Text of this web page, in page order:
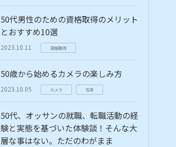
50代男性のための資格取得のメリット
とおすすめ10選
2023.10.11 資格取得
50歳から始めるカメラの楽しみ方
2023.10.05 カメラ 写真
50代、オッサンの就職、転職活動の経
験と実態を基づいた体験談！そんな大
層な事はない。ただのわがまま